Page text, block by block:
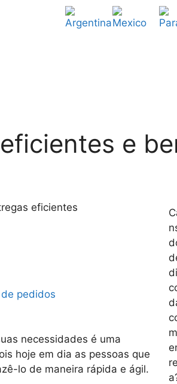
e
pedidos
necessidades é uma
hoje em dia as pessoas que
lo de maneira rápida e ágil.